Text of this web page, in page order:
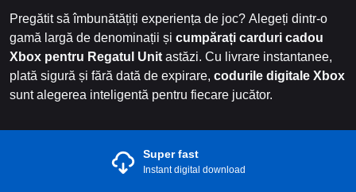
Pregătit să îmbunătățiți experiența de joc? Alegeți dintr-o
gamă largă de denominații și cumpărați carduri cadou
Xbox pentru Regatul Unit astăzi. Cu livrare instantanee,
plată sigură și fără dată de expirare, codurile digitale Xbox
sunt alegerea inteligentă pentru fiecare jucător.
Super fast
Instant digital download